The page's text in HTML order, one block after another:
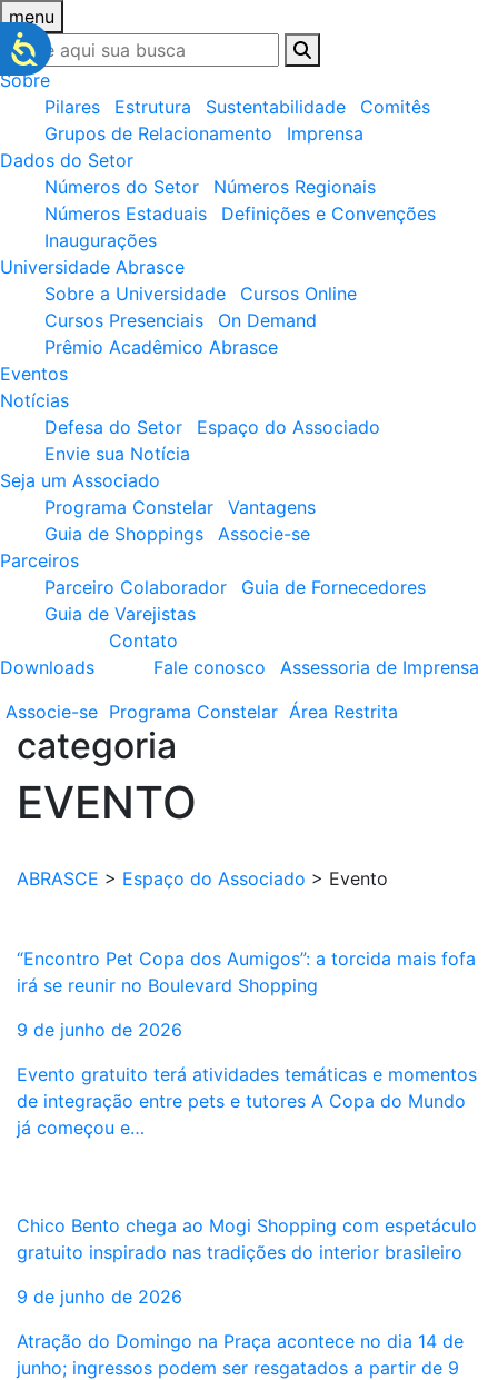
menu
Sobre
Pilares
Estrutura Sustentabilidade
Comitês
Grupos de Relacionamento
Imprensa
Dados do Setor
Números do Setor
Números Regionais
Números Estaduais
Definições e Convenções
Inaugurações
Universidade Abrasce
Sobre a Universidade
Cursos Online
Cursos Presenciais
On Demand
Prêmio Acadêmico Abrasce
Eventos
Notícias
Defesa do Setor
Espaço do Associado
Envie sua Notícia
Seja um Associado
Programa Constelar
Vantagens
Guia de Shoppings
Associe-se
Parceiros
Parceiro Colaborador
Guia de Fornecedores
Guia de Varejistas
Downloads
Contato
Fale conosco
Assessoria de Imprensa
Associe-se Programa Constelar Área Restrita
categoria
EVENTO
ABRASCE > Espaço do Associado > Evento
“Encontro Pet Copa dos Aumigos”: a torcida mais fofa
irá se reunir no Boulevard Shopping
9 de junho de 2026
Evento gratuito terá atividades temáticas e momentos
de integração entre pets e tutores A Copa do Mundo
já começou e…
Chico Bento chega ao Mogi Shopping com espetáculo
gratuito inspirado nas tradições do interior brasileiro
9 de junho de 2026
Atração do Domingo na Praça acontece no dia 14 de
junho; ingressos podem ser resgatados a partir de 9